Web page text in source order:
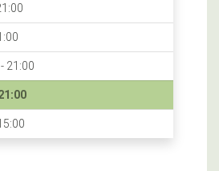
21:00